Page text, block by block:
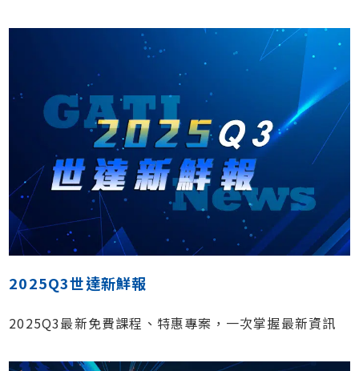
2025Q3世達新鮮報
2025Q3最新免費課程、特惠專案，一次掌握最新資訊